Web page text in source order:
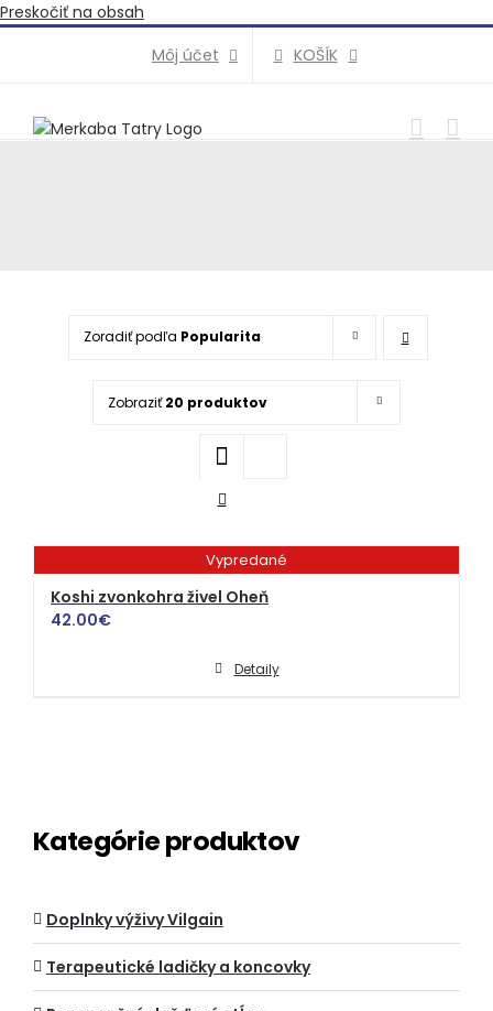
Preskočiť na obsah
Môj účet
KOŠÍK
Zoradiť podľa Popularita
Zobraziť20 produktov
Vypredané
Koshi zvonkohra živel Oheň
42.00€
Detaily
Kategórie produktov
Doplnky výživy Vilgain
Terapeutické ladičky a koncovky